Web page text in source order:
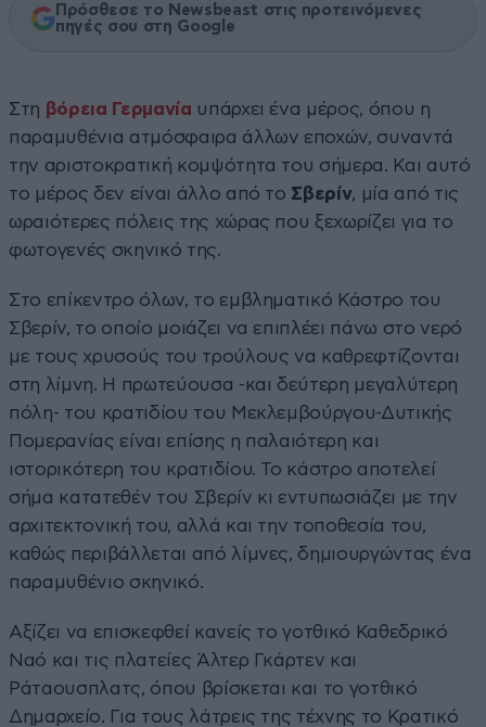
Πρόσθεσε το Newsbeast στις προτεινόμενες
πηγές σου στη Google
Στη βόρεια Γερμανία υπάρχει ένα μέρος, όπου η
παραμυθένια ατμόσφαιρα άλλων εποχών, συναντά
την αριστοκρατική κομψότητα του σήμερα. Και αυτό
το μέρος δεν είναι άλλο από το Σβερίν, μία από τις
ωραιότερες πόλεις της χώρας που ξεχωρίζει για το
φωτογενές σκηνικό της.
Στο επίκεντρο όλων, το εμβληματικό Κάστρο του
Σβερίν, το οποίο μοιάζει να επιπλέει πάνω στο νερό
με τους χρυσούς του τρούλους να καθρεφτίζονται
στη λίμνη. Η πρωτεύουσα -και δεύτερη μεγαλύτερη
πόλη- του κρατιδίου του Μεκλεμβούργου-Δυτικής
Πομερανίας είναι επίσης η παλαιότερη και
ιστορικότερη του κρατιδίου. Το κάστρο αποτελεί
σήμα κατατεθέν του Σβερίν κι εντυπωσιάζει με την
αρχιτεκτονική του, αλλά και την τοποθεσία του,
καθώς περιβάλλεται από λίμνες, δημιουργώντας ένα
παραμυθένιο σκηνικό.
Αξίζει να επισκεφθεί κανείς το γοτθικό Καθεδρικό
Ναό και τις πλατείες Άλτερ Γκάρτεν και
Ράταουσπλατς, όπου βρίσκεται και το γοτθικό
Δημαρχείο. Για τους λάτρεις της τέχνης το Κρατικό